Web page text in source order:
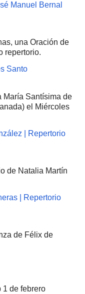
Manuel Bernal
una Oración de
repertorio.
Santo
María Santísima de
el Miércoles
| Repertorio
de Natalia Martín
| Repertorio
de Félix de
1 de febrero